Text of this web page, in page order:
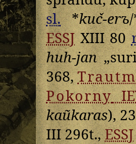
sl.*kuč-erъ
ESSJXIII 80
huh-jan
368,
Pokorny
kaũkaras),
III 296t.,ESSJ